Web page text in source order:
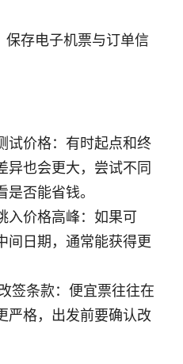
保存电子机票与订单信
试价格：有时起点和终
异也会更大，尝试不同
否能省钱。
入价格高峰：如果可
间日期，通常能获得更
签条款：便宜票往往在
严格，出发前要确认改